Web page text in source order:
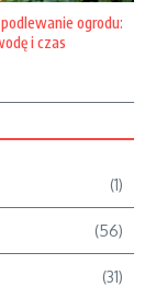
ogrodu:
i czas
(1)
(56)
(31)